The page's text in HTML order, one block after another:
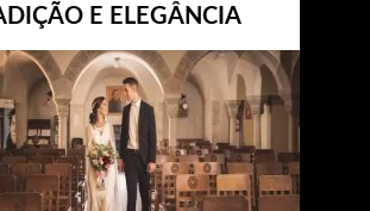
E ELEGÂNCIA